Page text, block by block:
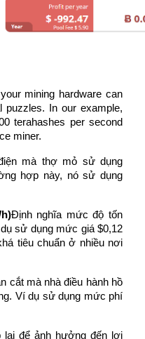
tin giao dịch, v.v.
mining hardware can
puzzles. In our example,
terahashes per second
miner.
mà thợ mỏ sử dụng
hợp này, nó sử dụng
Định nghĩa mức độ tốn
sử dụng mức giá $0,12
tiêu chuẩn ở nhiều nơi
cắt mà nhà điều hành hồ
Ví dụ sử dụng mức phí
để ảnh hưởng đến lợi